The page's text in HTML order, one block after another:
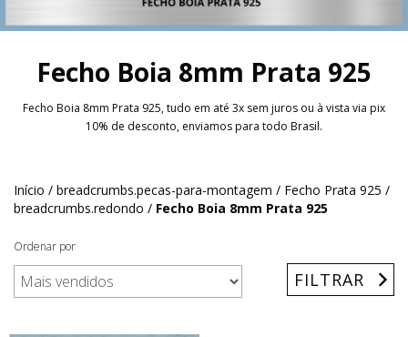
Fecho Boia 8mm Prata 925
Fecho Boia 8mm Prata 925, tudo em até 3x sem juros ou à vista via pix
10% de desconto, enviamos para todo Brasil.
Início / breadcrumbs.pecas-para-montagem / Fecho Prata 925 /
breadcrumbs.redondo / Fecho Boia 8mm Prata 925
Ordenar por
FILTRAR